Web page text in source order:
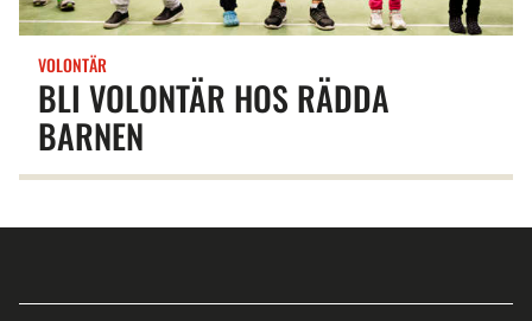
BLI VOLONTÄR HOS RÄDDA
BARNEN
VOLONTÄR